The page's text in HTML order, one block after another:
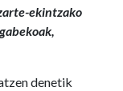
ekintzako
denetik